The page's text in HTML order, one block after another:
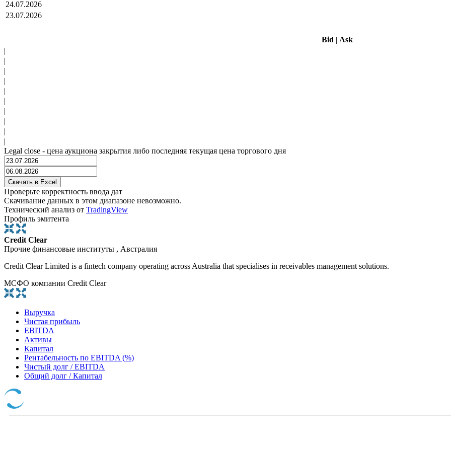
24.07.2026
23.07.2026
Bid | Ask
|
|
|
|
|
|
|
|
|
|
Legal close - цена аукциона закрытия либо последняя текущая цена торгового дня
Проверьте корректность ввода дат
Скачивание данных в этом диапазоне невозможно.
Технический анализ от TradingView
Профиль эмитента
Credit Clear
Прочие финансовые институты , Австралия
Credit Clear Limited is a fintech company operating across Australia that specialises in receivables management solutions.
МСФО компании Credit Clear
Выручка
Чистая прибыль
EBITDA
Активы
Капитал
Рентабельность по EBITDA (%)
Чистый долг / EBITDA
Общий долг / Капитал